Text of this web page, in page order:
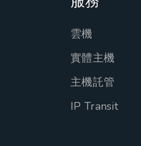
雲機
實體主機
主機託管
IP Transit